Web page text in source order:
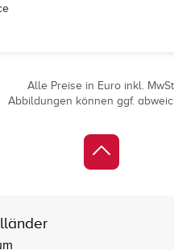
Alle Preise in Euro inkl.
Abbildungen können ggf.